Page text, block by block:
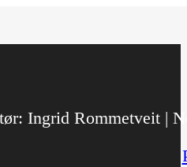
Ingrid Rommetveit |